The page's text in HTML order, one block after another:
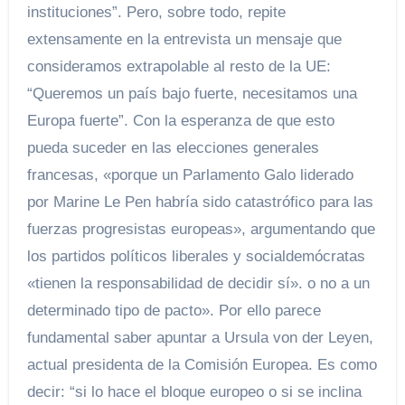
instituciones”. Pero, sobre todo, repite
extensamente en la entrevista un mensaje que
consideramos extrapolable al resto de la UE:
“Queremos un país bajo fuerte, necesitamos una
Europa fuerte”. Con la esperanza de que esto
pueda suceder en las elecciones generales
francesas, «porque un Parlamento Galo liderado
por Marine Le Pen habría sido catastrófico para las
fuerzas progresistas europeas», argumentando que
los partidos políticos liberales y socialdemócratas
«tienen la responsabilidad de decidir sí». o no a un
determinado tipo de pacto». Por ello parece
fundamental saber apuntar a Ursula von der Leyen,
actual presidenta de la Comisión Europea. Es como
decir: “si lo hace el bloque europeo o si se inclina